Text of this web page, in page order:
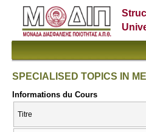
SPECIALISED TOPICS IN
Informations du Cours
Titre